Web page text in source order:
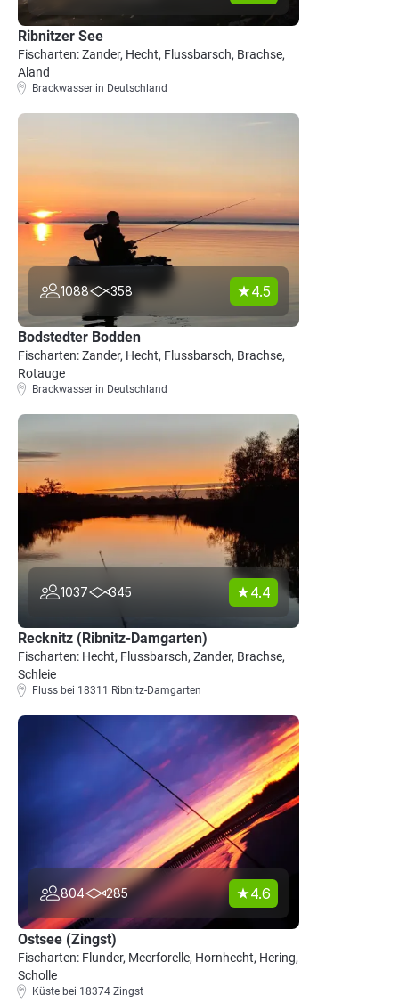
Ribnitzer See
Fischarten: Zander, Hecht, Flussbarsch, Brachse,
Aland
Brackwasser in Deutschland
1088 358 4.5
Bodstedter Bodden
Fischarten: Zander, Hecht, Flussbarsch, Brachse,
Rotauge
Brackwasser in Deutschland
1037 345 4.4
Recknitz (Ribnitz-Damgarten)
Fischarten: Hecht, Flussbarsch, Zander, Brachse,
Schleie
Fluss bei 18311 Ribnitz-Damgarten
804 285 4.6
Ostsee (Zingst)
Fischarten: Flunder, Meerforelle, Hornhecht, Hering,
Scholle
Küste bei 18374 Zingst